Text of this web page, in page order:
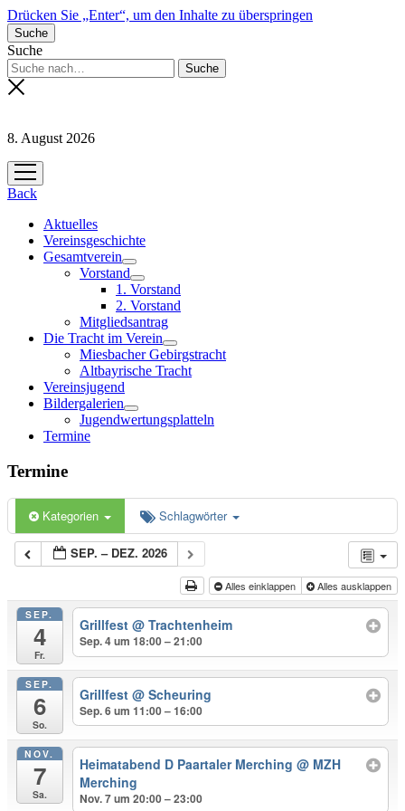
Drücken Sie „Enter“, um den Inhalte zu überspringen
Suche
Suche
8. August 2026
Menü
öffnen
Back
Aktuelles
Vereinsgeschichte
Gesamtverein
Menü
öffnen
Vorstand
Menü
öffnen
1. Vorstand
2. Vorstand
Mitgliedsantrag
Die Tracht im Verein
Menü
öffnen
Miesbacher Gebirgstracht
Altbayrische Tracht
Vereinsjugend
Bildergalerien
Menü
öffnen
Jugendwertungsplatteln
Termine
Termine
Kategorien Schlagwörter
SEP. – DEZ. 2026
Alles einklappen Alles ausklappen
SEP.
4
Fr.
Grillfest@ Trachtenheim
Sep. 4 um 18:00 – 21:00
SEP.
6
So.
Grillfest@ Scheuring
Sep. 6 um 11:00 – 16:00
NOV.
7
Sa.
Heimatabend D Paartaler Merching@ MZH
Merching
Nov. 7 um 20:00 – 23:00